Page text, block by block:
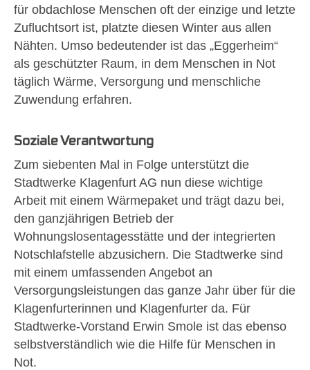
für obdachlose Menschen oft der einzige und letzte
Zufluchtsort ist, platzte diesen Winter aus allen
Nähten. Umso bedeutender ist das „Eggerheim“
als geschützter Raum, in dem Menschen in Not
täglich Wärme, Versorgung und menschliche
Zuwendung erfahren.
Soziale Verantwortung
Zum siebenten Mal in Folge unterstützt die
Stadtwerke Klagenfurt AG nun diese wichtige
Arbeit mit einem Wärmepaket und trägt dazu bei,
den ganzjährigen Betrieb der
Wohnungslosentagesstätte und der integrierten
Notschlafstelle abzusichern. Die Stadtwerke sind
mit einem umfassenden Angebot an
Versorgungsleistungen das ganze Jahr über für die
Klagenfurterinnen und Klagenfurter da. Für
Stadtwerke-Vorstand Erwin Smole ist das ebenso
selbstverständlich wie die Hilfe für Menschen in
Not.